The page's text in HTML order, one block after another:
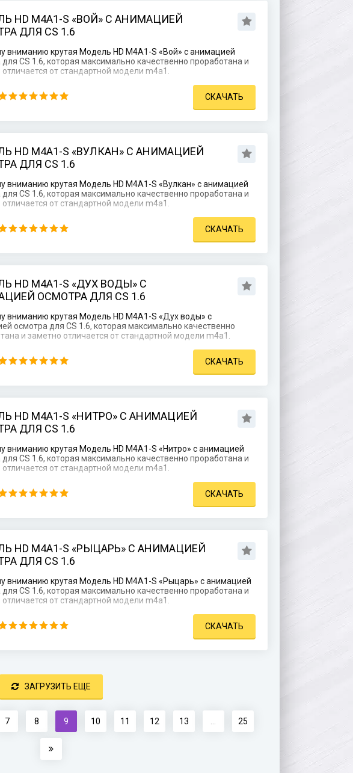
HD M4A1-S «ВОЙ» С АНИМАЦИЕЙ
ДЛЯ CS 1.6
вниманию крутая Модель HD M4A1-S «Вой» с анимацией
CS 1.6, которая максимально качественно проработана и
от стандартной модели m4a1.
СКАЧАТЬ
HD M4A1-S «ВУЛКАН» С АНИМАЦИЕЙ
ДЛЯ CS 1.6
вниманию крутая Модель HD M4A1-S «Вулкан» с анимацией
CS 1.6, которая максимально качественно проработана и
от стандартной модели m4a1.
СКАЧАТЬ
HD M4A1-S «ДУХ ВОДЫ» С
ОСМОТРА ДЛЯ CS 1.6
вниманию крутая Модель HD M4A1-S «Дух воды» с
осмотра для CS 1.6, которая максимально качественно
и заметно отличается от стандартной модели m4a1.
СКАЧАТЬ
HD M4A1-S «НИТРО» С АНИМАЦИЕЙ
ДЛЯ CS 1.6
вниманию крутая Модель HD M4A1-S «Нитро» с анимацией
CS 1.6, которая максимально качественно проработана и
от стандартной модели m4a1.
СКАЧАТЬ
HD M4A1-S «РЫЦАРЬ» С АНИМАЦИЕЙ
ДЛЯ CS 1.6
вниманию крутая Модель HD M4A1-S «Рыцарь» с анимацией
CS 1.6, которая максимально качественно проработана и
от стандартной модели m4a1.
СКАЧАТЬ
ЗАГРУЗИТЬ ЕЩЕ
7 8 9 10 11 12 13 25